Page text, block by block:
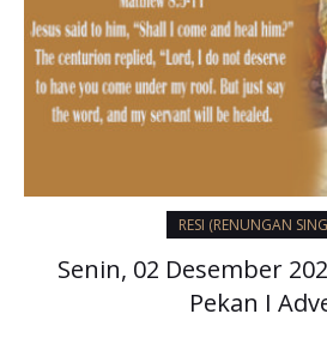
RESI (RENUNGAN
Senin, 02 Desember
Pekan I